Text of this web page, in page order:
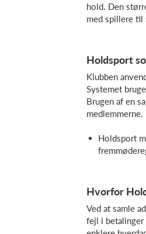
hold. Den
med spillere
Holdsport
Klubben
Systemet
Brugen af en
medlemmerne.
Holdsport
Hvorfor
Ved at samle
fejl i